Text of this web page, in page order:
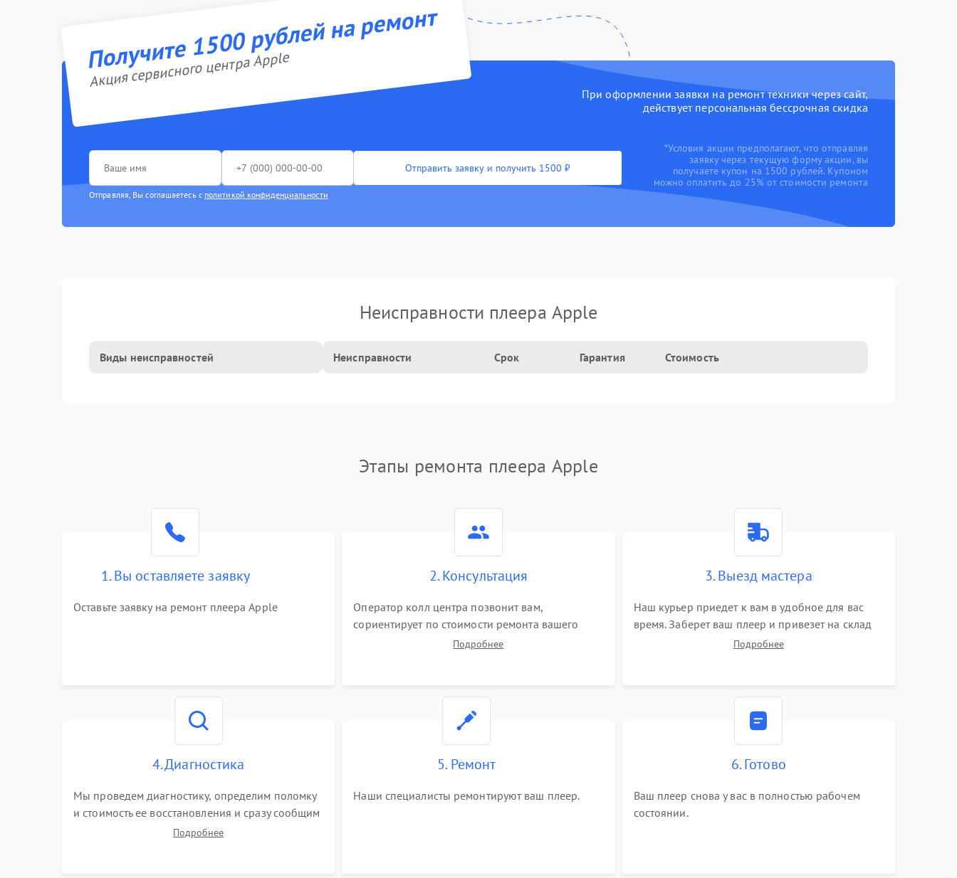
Получите 1500 рублей на ремонт
Акция сервисного центра Apple
При оформлении заявки на ремонт техники через сайт,
действует персональная бессрочная скидка
Отправить заявку и получить 1500 ₽
Отправляя, Вы соглашаетесь с политикой конфиденциальности
*Условия акции предполагают, что отправляя
заявку через текущую форму акции, вы
получаете купон на 1500 рублей. Купоном
можно оплатить до 25% от стоимости ремонта
Неисправности плеера Apple
Виды неисправностей Неисправности Срок Гарантия Стоимость
Этапы ремонта плеера Apple
1. Вы оставляете заявку
Оставьте заявку на ремонт плеера Apple
2. Консультация
Оператор колл центра позвонит вам,
сориентирует по стоимости ремонта вашего
плеера а также ответит на все ваши вопросы.
Подробнее
3. Выезд мастера
Наш курьер приедет к вам в удобное для вас
время. Заберет ваш плеер и привезет на склад
Подробнее
4. Диагностика
Мы проведем диагностику, определим поломку
и стоимость ее восстановления и сразу сообщим
вам о сроках ее устранения
Подробнее
5. Ремонт
Наши специалисты ремонтируют ваш плеер.
6. Готово
Ваш плеер снова у вас в полностью рабочем
состоянии.